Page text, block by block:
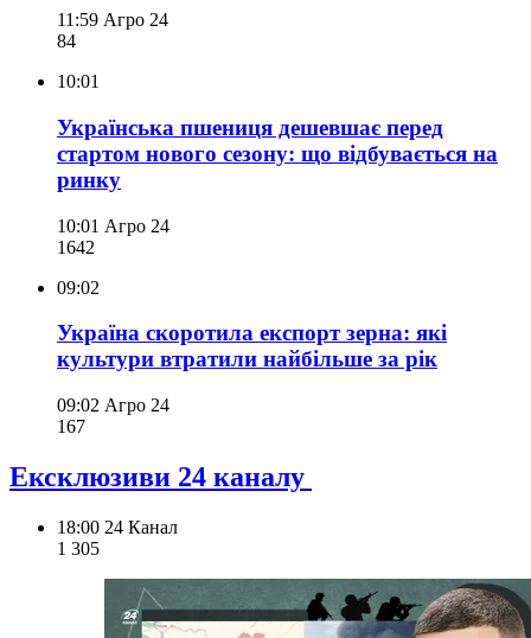
11:59 Агро 24
84
10:01
Українська пшениця дешевшає перед
стартом нового сезону: що відбувається на
ринку
10:01 Агро 24
1642
09:02
Україна скоротила експорт зерна: які
культури втратили найбільше за рік
09:02 Агро 24
167
Ексклюзиви 24 каналу
18:00 24 Канал
1 305